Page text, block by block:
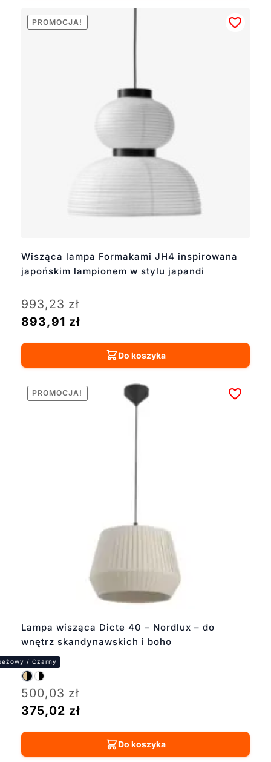
Wisząca lampa Formakami JH4 inspirowana
japońskim lampionem w stylu japandi
PROMOCJA!
993,23zł
893,91 zł
Do koszyka
Lampa wisząca Dicte 40 – Nordlux – do
wnętrz skandynawskich i boho
PROMOCJA!
500,03zł
375,02 zł
Do koszyka